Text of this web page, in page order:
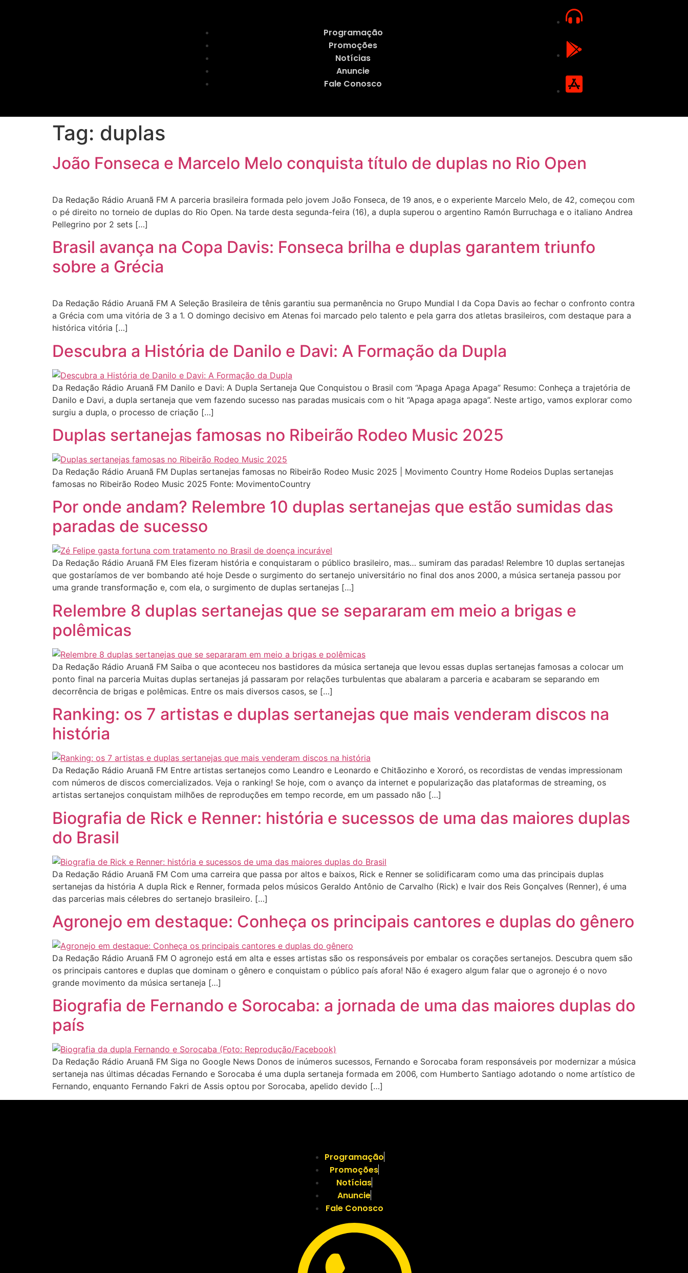
Programação
Promoções
Notícias
Anuncie
Fale Conosco
Tag: duplas
João Fonseca e Marcelo Melo conquista título de duplas no Rio Open
Da Redação Rádio Aruanã FM A parceria brasileira formada pelo jovem João Fonseca, de 19 anos, e o experiente Marcelo Melo, de 42, começou com
o pé direito no torneio de duplas do Rio Open. Na tarde desta segunda-feira (16), a dupla superou o argentino Ramón Burruchaga e o italiano Andrea
Pellegrino por 2 sets […]
Brasil avança na Copa Davis: Fonseca brilha e duplas garantem triunfo
sobre a Grécia
Da Redação Rádio Aruanã FM A Seleção Brasileira de tênis garantiu sua permanência no Grupo Mundial I da Copa Davis ao fechar o confronto contra
a Grécia com uma vitória de 3 a 1. O domingo decisivo em Atenas foi marcado pelo talento e pela garra dos atletas brasileiros, com destaque para a
histórica vitória […]
Descubra a História de Danilo e Davi: A Formação da Dupla
Da Redação Rádio Aruanã FM Danilo e Davi: A Dupla Sertaneja Que Conquistou o Brasil com “Apaga Apaga Apaga” Resumo: Conheça a trajetória de
Danilo e Davi, a dupla sertaneja que vem fazendo sucesso nas paradas musicais com o hit “Apaga apaga apaga”. Neste artigo, vamos explorar como
surgiu a dupla, o processo de criação […]
Duplas sertanejas famosas no Ribeirão Rodeo Music 2025
Da Redação Rádio Aruanã FM Duplas sertanejas famosas no Ribeirão Rodeo Music 2025 | Movimento Country Home Rodeios Duplas sertanejas
famosas no Ribeirão Rodeo Music 2025 Fonte: MovimentoCountry
Por onde andam? Relembre 10 duplas sertanejas que estão sumidas das
paradas de sucesso
Da Redação Rádio Aruanã FM Eles fizeram história e conquistaram o público brasileiro, mas… sumiram das paradas! Relembre 10 duplas sertanejas
que gostaríamos de ver bombando até hoje Desde o surgimento do sertanejo universitário no final dos anos 2000, a música sertaneja passou por
uma grande transformação e, com ela, o surgimento de duplas sertanejas […]
Relembre 8 duplas sertanejas que se separaram em meio a brigas e
polêmicas
Da Redação Rádio Aruanã FM Saiba o que aconteceu nos bastidores da música sertaneja que levou essas duplas sertanejas famosas a colocar um
ponto final na parceria Muitas duplas sertanejas já passaram por relações turbulentas que abalaram a parceria e acabaram se separando em
decorrência de brigas e polêmicas. Entre os mais diversos casos, se […]
Ranking: os 7 artistas e duplas sertanejas que mais venderam discos na
história
Da Redação Rádio Aruanã FM Entre artistas sertanejos como Leandro e Leonardo e Chitãozinho e Xororó, os recordistas de vendas impressionam
com números de discos comercializados. Veja o ranking! Se hoje, com o avanço da internet e popularização das plataformas de streaming, os
artistas sertanejos conquistam milhões de reproduções em tempo recorde, em um passado não […]
Biografia de Rick e Renner: história e sucessos de uma das maiores duplas
do Brasil
Da Redação Rádio Aruanã FM Com uma carreira que passa por altos e baixos, Rick e Renner se solidificaram como uma das principais duplas
sertanejas da história A dupla Rick e Renner, formada pelos músicos Geraldo Antônio de Carvalho (Rick) e Ivair dos Reis Gonçalves (Renner), é uma
das parcerias mais célebres do sertanejo brasileiro. […]
Agronejo em destaque: Conheça os principais cantores e duplas do gênero
Da Redação Rádio Aruanã FM O agronejo está em alta e esses artistas são os responsáveis por embalar os corações sertanejos. Descubra quem são
os principais cantores e duplas que dominam o gênero e conquistam o público país afora! Não é exagero algum falar que o agronejo é o novo
grande movimento da música sertaneja […]
Biografia de Fernando e Sorocaba: a jornada de uma das maiores duplas do
país
Da Redação Rádio Aruanã FM Siga no Google News Donos de inúmeros sucessos, Fernando e Sorocaba foram responsáveis por modernizar a música
sertaneja nas últimas décadas Fernando e Sorocaba é uma dupla sertaneja formada em 2006, com Humberto Santiago adotando o nome artístico de
Fernando, enquanto Fernando Fakri de Assis optou por Sorocaba, apelido devido […]
Programação
Promoções
Notícias
Anuncie
Fale Conosco